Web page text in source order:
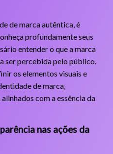
de marca autêntica, é
profundamente seus
entender o que a marca
ser percebida pelo público.
os elementos visuais e
de marca,
com a essência da
nas ações da